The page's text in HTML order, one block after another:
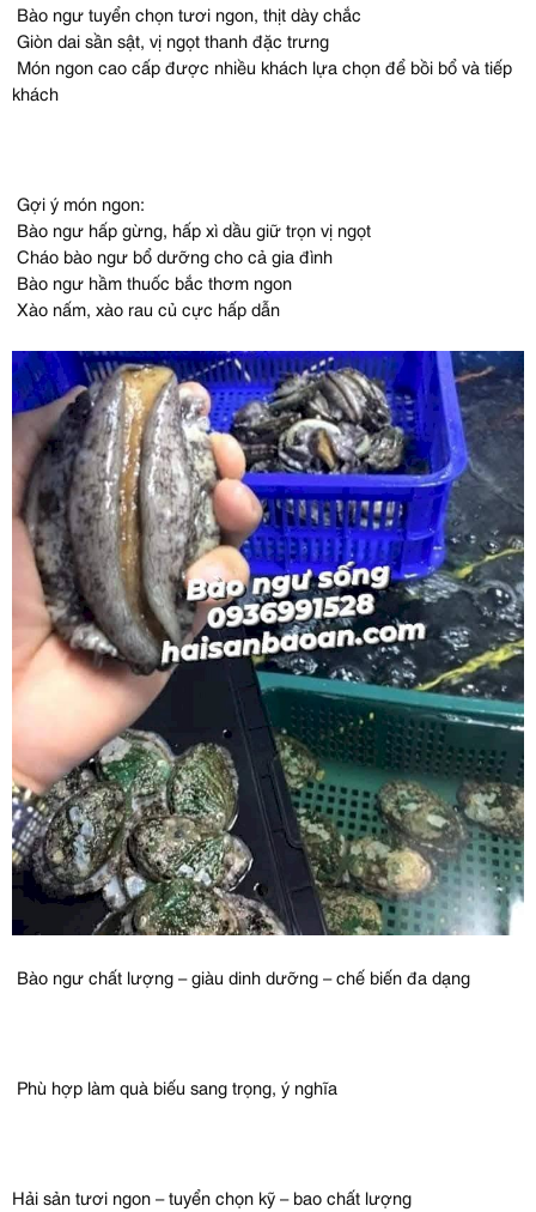
Bào ngư tuyển chọn tươi ngon, thịt dày chắc
Giòn dai sần sật, vị ngọt thanh đặc trưng
Món ngon cao cấp được nhiều khách lựa chọn để bồi bổ và tiếp
khách
Gợi ý món ngon:
Bào ngư hấp gừng, hấp xì dầu giữ trọn vị ngọt
Cháo bào ngư bổ dưỡng cho cả gia đình
Bào ngư hầm thuốc bắc thơm ngon
Xào nấm, xào rau củ cực hấp dẫn
Bào ngư chất lượng – giàu dinh dưỡng – chế biến đa dạng
Phù hợp làm quà biếu sang trọng, ý nghĩa
Hải sản tươi ngon – tuyển chọn kỹ – bao chất lượng